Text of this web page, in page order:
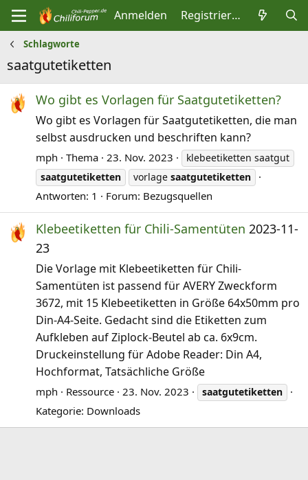
Anmelden Registrieren
Schlagworte
saatgutetiketten
Wo gibt es Vorlagen für Saatgutetiketten?
Wo gibt es Vorlagen für Saatgutetiketten, die man
selbst ausdrucken und beschriften kann?
mph Thema 23. Nov. 2023
klebeetiketten saatgut
saatgutetiketten
vorlage saatgutetiketten
Antworten: 1 Forum: Bezugsquellen
Klebeetiketten für Chili-Samentüten 2023-11-
23
Die Vorlage mit Klebeetiketten für Chili-
Samentüten ist passend für AVERY Zweckform
3672, mit 15 Klebeetiketten in Größe 64x50mm pro
Din-A4-Seite. Gedacht sind die Etiketten zum
Aufkleben auf Ziplock-Beutel ab ca. 6x9cm.
Druckeinstellung für Adobe Reader: Din A4,
Hochformat, Tatsächliche Größe
mph Ressource 23. Nov. 2023 saatgutetiketten
Kategorie: Downloads